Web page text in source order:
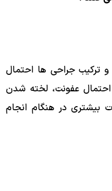
ترکیب جراحی ها احتمال
عفونت، لخته شدن
در هنگام انجام